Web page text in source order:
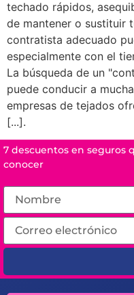
techado rápidos,
de mantener o sustituir
contratista adecuado
especialmente con el
La búsqueda de un
puede conducir a
empresas de tejados
[...].
7 descuentos en seguros
conocer